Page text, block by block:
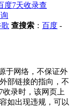
度7天收录查
查搜索 ： 百度 -
于网络，不保证外
部链接的指向，不
收录时，该网页上
如出现违规，可以